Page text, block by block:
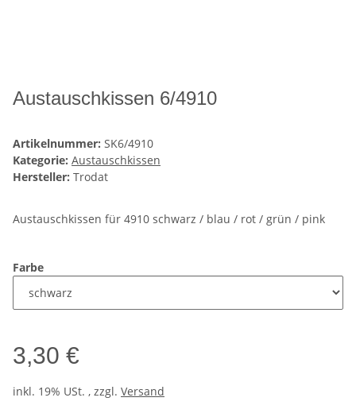
Austauschkissen 6/4910
Artikelnummer: SK6/4910
Kategorie: Austauschkissen
Hersteller: Trodat
Austauschkissen für 4910 schwarz / blau / rot / grün / pink
Farbe
3,30 €
inkl. 19% USt. , zzgl. Versand